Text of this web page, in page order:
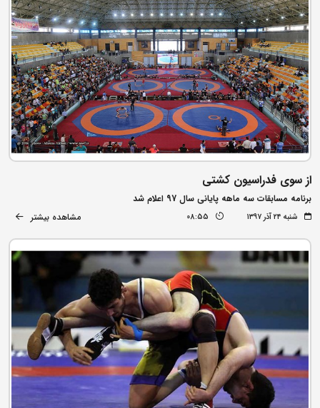
از سوی فدراسیون کشتی
برنامه مسابقات سه ماهه پایانی سال 97 اعلام شد
شنبه ۲۴ آذر ۱۳۹۷ 08:55 مشاهده بیشتر